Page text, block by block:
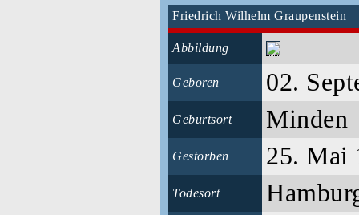
Friedrich Wilhelm Graupenstein
Abbildung
Geboren 02.
Geburtsort Minden
Gestorben 25. Mai
Todesort